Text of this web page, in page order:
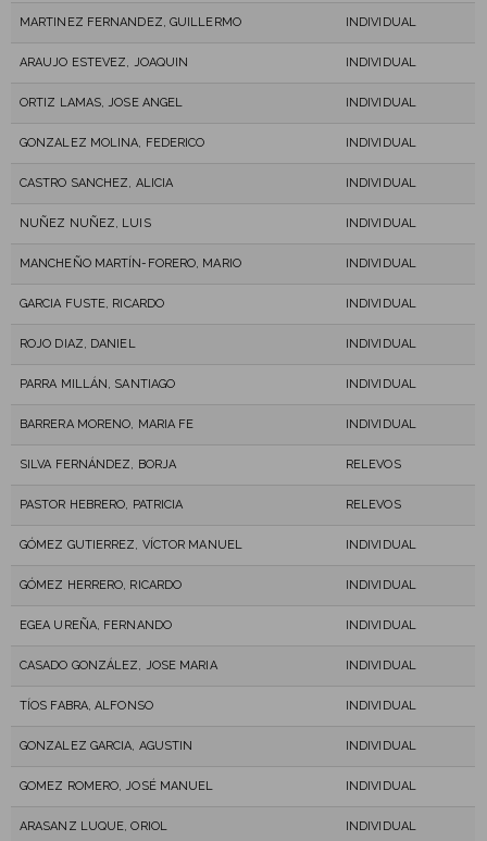
MARTINEZ FERNANDEZ, GUILLERMO INDIVIDUAL
ARAUJO ESTEVEZ, JOAQUIN INDIVIDUAL
ORTIZ LAMAS, JOSE ANGEL INDIVIDUAL
GONZALEZ MOLINA, FEDERICO INDIVIDUAL
CASTRO SANCHEZ, ALICIA INDIVIDUAL
NUÑEZ NUÑEZ, LUIS INDIVIDUAL
MANCHEÑO MARTÍN-FORERO, MARIO INDIVIDUAL
GARCIA FUSTE, RICARDO INDIVIDUAL
ROJO DIAZ, DANIEL INDIVIDUAL
PARRA MILLÁN, SANTIAGO INDIVIDUAL
BARRERA MORENO, MARIA FE INDIVIDUAL
SILVA FERNÁNDEZ, BORJA RELEVOS
PASTOR HEBRERO, PATRICIA RELEVOS
GÓMEZ GUTIERREZ, VÍCTOR MANUEL INDIVIDUAL
GÓMEZ HERRERO, RICARDO INDIVIDUAL
EGEA UREÑA, FERNANDO INDIVIDUAL
CASADO GONZÁLEZ, JOSE MARIA INDIVIDUAL
TÍOS FABRA, ALFONSO INDIVIDUAL
GONZALEZ GARCIA, AGUSTIN INDIVIDUAL
GOMEZ ROMERO, JOSÉ MANUEL INDIVIDUAL
ARASANZ LUQUE, ORIOL INDIVIDUAL